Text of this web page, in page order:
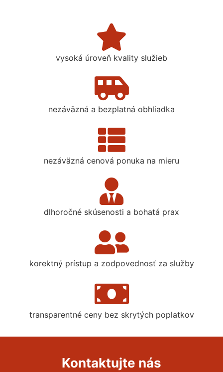
vysoká úroveň kvality služieb
nezáväzná a bezplatná obhliadka
nezáväzná cenová ponuka na mieru
dlhoročné skúsenosti a bohatá prax
korektný prístup a zodpovednosť za služby
transparentné ceny bez skrytých poplatkov
Kontaktujte nás